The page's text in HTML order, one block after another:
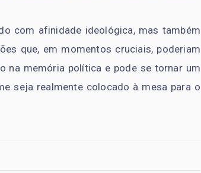
com afinidade ideológica, mas também
que, em momentos cruciais, poderiam
na memória política e pode se tornar um
seja realmente colocado à mesa para o